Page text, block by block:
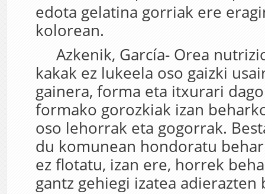
edota gelatina gorriak ere
kolorean.
Azkenik, García- Orea
kakak ez lukeela oso gaizki
gainera, forma eta itxurari
formako gorozkiak izan
oso lehorrak eta gogorrak.
du komunean hondoratu
ez flotatu, izan ere, horrek
gantz gehiegi izatea